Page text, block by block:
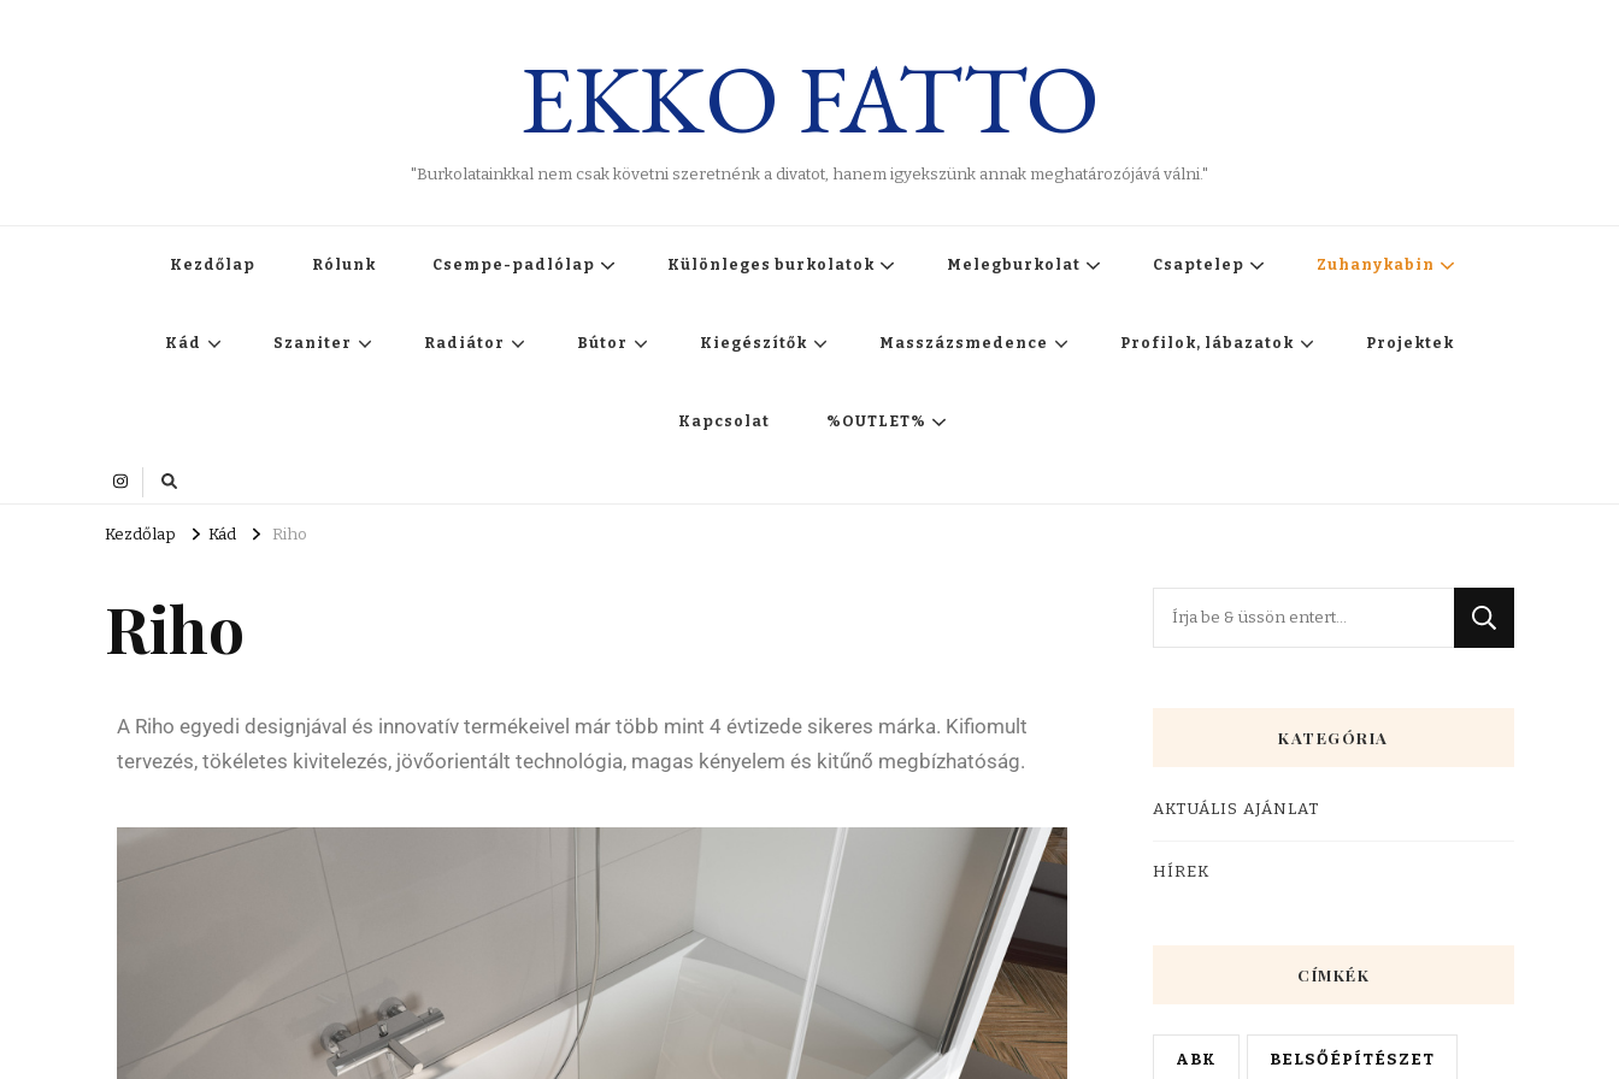
EKKO FATTO
"Burkolatainkkal nem csak követni szeretnénk a divatot, hanem igyekszünk annak meghatározójává válni."
Kezdőlap Rólunk Csempe-padlólap Különleges burkolatok Melegburkolat Csaptelep Zuhanykabin
Kád Szaniter Radiátor Bútor Kiegészítők Masszázsmedence Profilok, lábazatok Projektek
Kapcsolat %OUTLET%
Kezdőlap Kád Riho
Riho
A Riho egyedi designjával és innovatív termékeivel már több mint 4 évtizede sikeres márka. Kifiomult
tervezés, tökéletes kivitelezés, jövőorientált technológia, magas kényelem és kitűnő megbízhatóság.
KATEGÓRIA
AKTUÁLIS AJÁNLAT
HÍREK
CÍMKÉK
ABK BELSŐÉPÍTÉSZET